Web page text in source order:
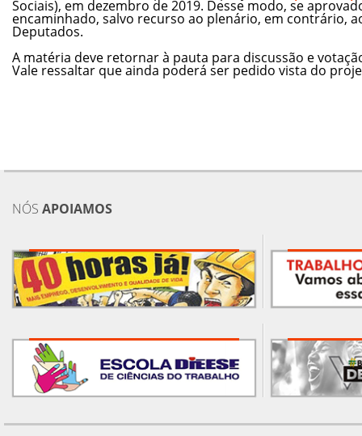
Sociais), em dezembro de 2019. Desse modo, se
encaminhado, salvo recurso ao plenário, em contrário,
Deputados.
A matéria deve retornar à pauta para discussão e
Vale ressaltar que ainda poderá ser pedido vista do
NÓS APOIAMOS